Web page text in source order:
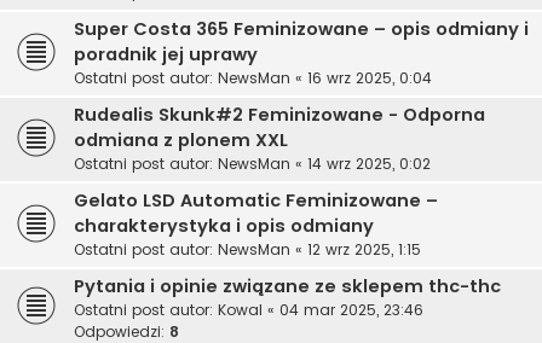
Super Costa 365 Feminizowane – opis odmiany i
poradnik jej uprawy
Ostatni post autor: NewsMan « 16 wrz 2025, 0:04
Rudealis Skunk#2 Feminizowane - Odporna
odmiana z plonem XXL
Ostatni post autor: NewsMan « 14 wrz 2025, 0:02
Gelato LSD Automatic Feminizowane –
charakterystyka i opis odmiany
Ostatni post autor: NewsMan « 12 wrz 2025, 1:15
Pytania i opinie związane ze sklepem thc-thc
Ostatni post autor: Kowal « 04 mar 2025, 23:46
Odpowiedzi: 8